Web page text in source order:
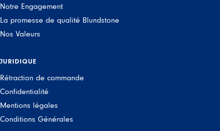
Notre Engagement
La promesse de qualité Blundstone
Nos Valeurs
JURIDIQUE
Rétraction de commande
Confidentialité
Mentions légales
Conditions Générales